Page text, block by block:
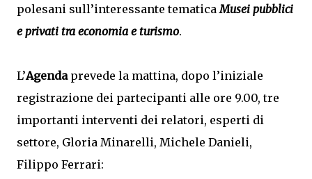
polesani sull’interessante tematicaMusei pubblici
e privati tra economia e turismo.
L’Agendaprevede la mattina, dopo l’iniziale
registrazione dei partecipanti alle ore 9.00, tre
importanti interventi dei relatori, esperti di
settore, Gloria Minarelli, Michele Danieli,
Filippo Ferrari: